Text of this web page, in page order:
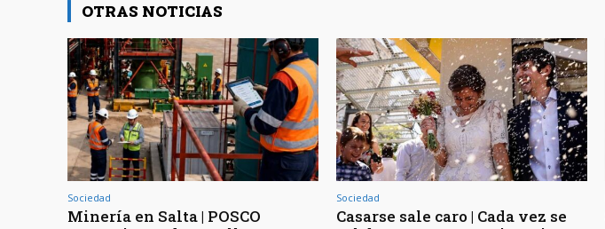
OTRAS NOTICIAS
Sociedad
Minería en Salta | POSCO
Sociedad
Casarse sale caro | Cada vez se